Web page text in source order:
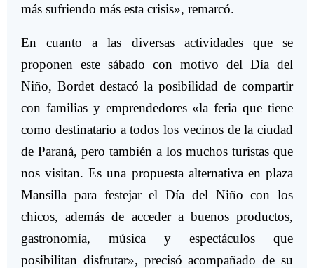
más sufriendo más esta crisis», remarcó.
En cuanto a las diversas actividades que se
proponen este sábado con motivo del Día del
Niño, Bordet destacó la posibilidad de compartir
con familias y emprendedores «la feria que tiene
como destinatario a todos los vecinos de la ciudad
de Paraná, pero también a los muchos turistas que
nos visitan. Es una propuesta alternativa en plaza
Mansilla para festejar el Día del Niño con los
chicos, además de acceder a buenos productos,
gastronomía, música y espectáculos que
posibilitan disfrutar», precisó acompañado de su